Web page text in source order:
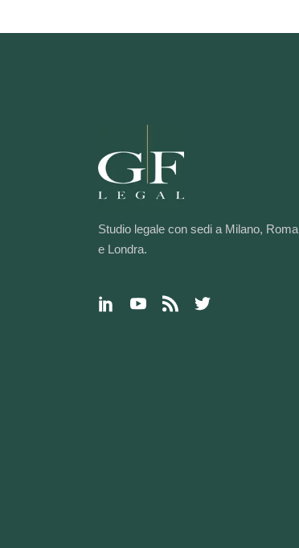
Studio legale con sedi a Milano, Roma
e Londra.